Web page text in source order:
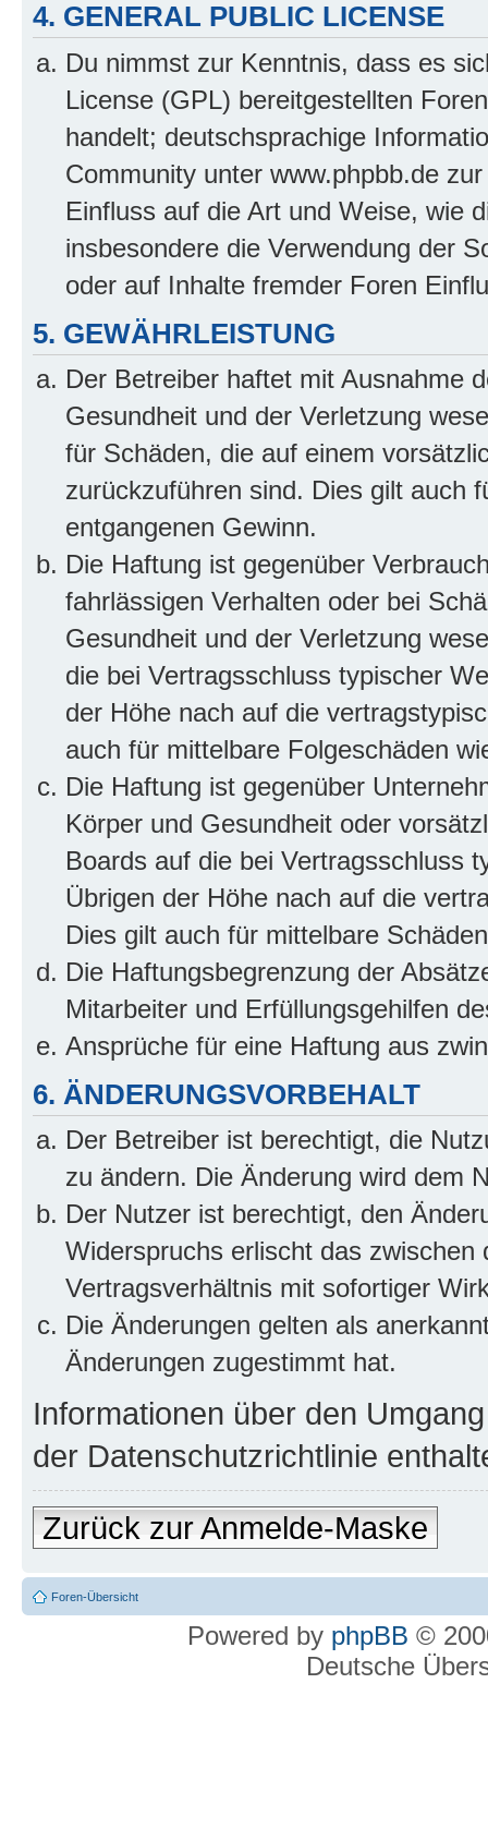
4. GENERAL PUBLIC LICENSE
Du nimmst zur Kenntnis, dass es
License (GPL) bereitgestellten
handelt; deutschsprachige
Community unter www.phpbb.de
Einfluss auf die Art und Weise, wie
insbesondere die Verwendung der
oder auf Inhalte fremder Foren
5. GEWÄHRLEISTUNG
Der Betreiber haftet mit Ausnahme
Gesundheit und der Verletzung
für Schäden, die auf einem
zurückzuführen sind. Dies gilt auch
entgangenen Gewinn.
Die Haftung ist gegenüber
fahrlässigen Verhalten oder bei
Gesundheit und der Verletzung
die bei Vertragsschluss typischer
der Höhe nach auf die
auch für mittelbare Folgeschäden
Die Haftung ist gegenüber
Körper und Gesundheit oder
Boards auf die bei Vertragsschluss
Übrigen der Höhe nach auf die
Dies gilt auch für mittelbare
Die Haftungsbegrenzung der
Mitarbeiter und Erfüllungsgehilfen
Ansprüche für eine Haftung aus
6. ÄNDERUNGSVORBEHALT
Der Betreiber ist berechtigt, die
zu ändern. Die Änderung wird dem
Der Nutzer ist berechtigt, den
Widerspruchs erlischt das
Vertragsverhältnis mit sofortiger
Die Änderungen gelten als
Änderungen zugestimmt hat.
Informationen über den
der Datenschutzrichtlinie
Zurück zur Anmelde-Maske
Foren-Übersicht
Powered by phpBB ©
Deutsche